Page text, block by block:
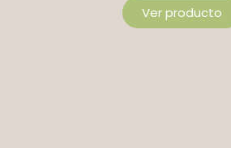
Ver producto